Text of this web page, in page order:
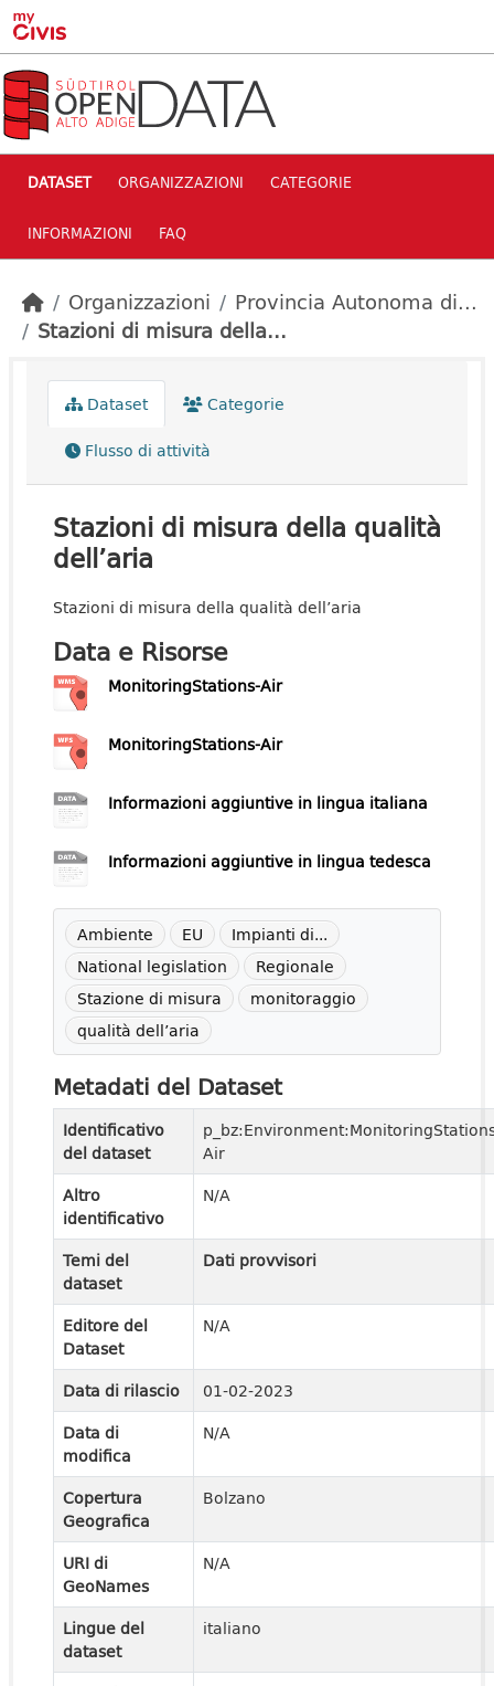
Skip to main content
DATASET ORGANIZZAZIONI CATEGORIE
INFORMAZIONI FAQ
Organizzazioni
Provincia Autonoma di...
Stazioni di misura della...
Dataset
Categorie
Flusso di attività
Stazioni di misura della qualità
dell’aria
Stazioni di misura della qualità dell’aria
Data e Risorse
MonitoringStations-Air
MonitoringStations-Air
Informazioni aggiuntive in lingua italiana
Informazioni aggiuntive in lingua tedesca
Ambiente EU
Impianti di...
National legislation
Regionale
Stazione di misura
monitoraggio
qualità dell’aria
Metadati del Dataset
Identificativo
del dataset
Air
Altro
identificativo
N/A
Temi del
dataset
Dati provvisori
Editore del
Dataset
N/A
Data di rilascio
01-02-2023
Data di
modifica
N/A
Copertura
Geografica
Bolzano
URI di
GeoNames
N/A
Lingue del
dataset
italiano